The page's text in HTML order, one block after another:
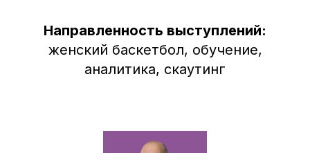
Направленность выступлений:
женский баскетбол, обучение,
аналитика, скаутинг